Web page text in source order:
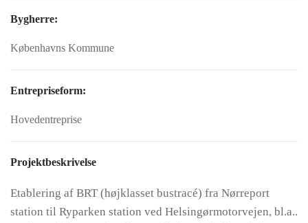
Bygherre:
Københavns Kommune
Entrepriseform:
Hovedentreprise
Projektbeskrivelse
Etablering af BRT (højklasset bustracé) fra Nørreport
station til Ryparken station ved Helsingørmotorvejen, bl.a..